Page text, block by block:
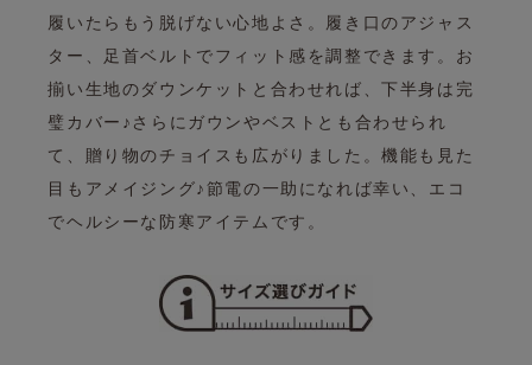
履いたらもう脱げない心地よさ。
履き口のアジャス
ター、足首ベルトでフィット感を調整できます。 お
揃い生地のダウンケットと合わせれば、下半身は完
璧カバー♪ さらにガウンやベストとも合わせられ
て、贈り物のチョイスも広がりました。機能も見た
目もアメイジング♪ 節電の一助になれば幸い、エコ
でヘルシーな防寒アイテムです。